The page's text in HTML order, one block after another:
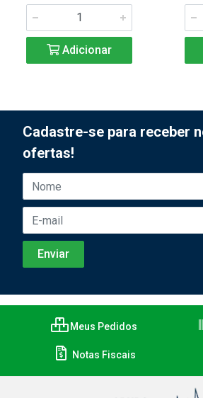
Adicionar
Cadastre-se para receber
ofertas!
Meus Pedidos
Notas Fiscais